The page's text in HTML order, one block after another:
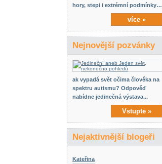
hory, stepi i extrémní podmínky…
více »
Nejnovější pozvánky
ak vypadá svět očima člověka na
spektru autismu? Odpověď
nabídne jedinečná výstava...
Vstupte »
Nejaktivnější blogeři
Kateřina